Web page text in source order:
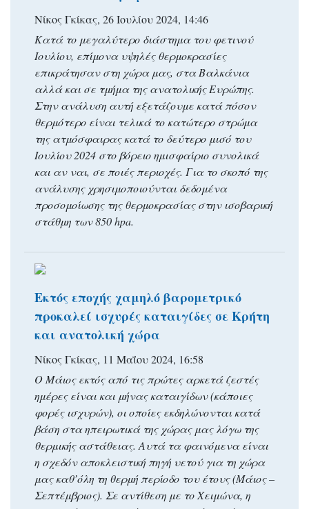
Νίκος Γκίκας, 26 Ιουλίου 2024, 14:46
Κατά το μεγαλύτερο διάστημα του φετινού
Ιουλίου, επίμονα υψηλές θερμοκρασίες
επικράτησαν στη χώρα μας, στα Βαλκάνια
αλλά και σε τμήμα της ανατολικής Ευρώπης.
Στην ανάλυση αυτή εξετάζουμε κατά πόσον
θερμότερο είναι τελικά το κατώτερο στρώμα
της ατμόσφαιρας κατά το δεύτερο μισό του
Ιουλίου 2024 στο βόρειο ημισφαίριο συνολικά
και αν ναι, σε ποιές περιοχές. Για το σκοπό της
ανάλυσης χρησιμοποιούνται δεδομένα
προσομοίωσης της θερμοκρασίας στην ισοβαρική
στάθμη των 850 hpa.
Εκτός εποχής χαμηλό βαρομετρικό
προκαλεί ισχυρές καταιγίδες σε Κρήτη
και ανατολική χώρα
Νίκος Γκίκας, 11 Μαΐου 2024, 16:58
Ο Μάιος εκτός από τις πρώτες αρκετά ζεστές
ημέρες είναι και μήνας καταιγίδων (κάποιες
φορές ισχυρών), οι οποίες εκδηλώνονται κατά
βάση στα ηπειρωτικά της χώρας μας λόγω της
θερμικής αστάθειας. Αυτά τα φαινόμενα είναι
η σχεδόν αποκλειστική πηγή υετού για τη χώρα
μας καθ’όλη τη θερμή περίοδο του έτους (Μάιος –
Σεπτέμβριος). Σε αντίθεση με το Χειμώνα, η